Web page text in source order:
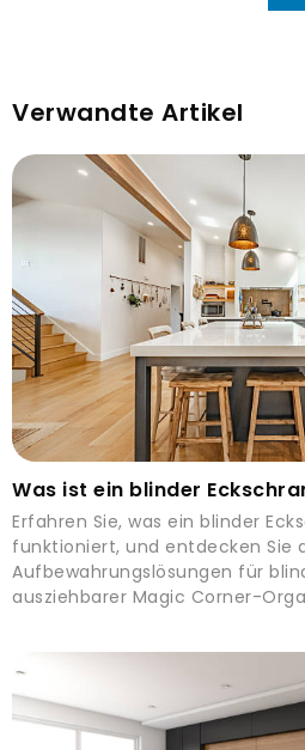
Verwandte Artikel
Was ist ein blinder
Erfahren Sie, was ein blinder
funktioniert, und entdecken Sie
Aufbewahrungslösungen für
ausziehbarer Magic Corner-